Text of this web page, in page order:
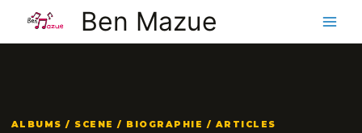
contenu
Ben Mazue
ALBUMS / SCENE / BIOGRAPHIE / ARTICLES